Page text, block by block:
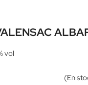
vol
(En